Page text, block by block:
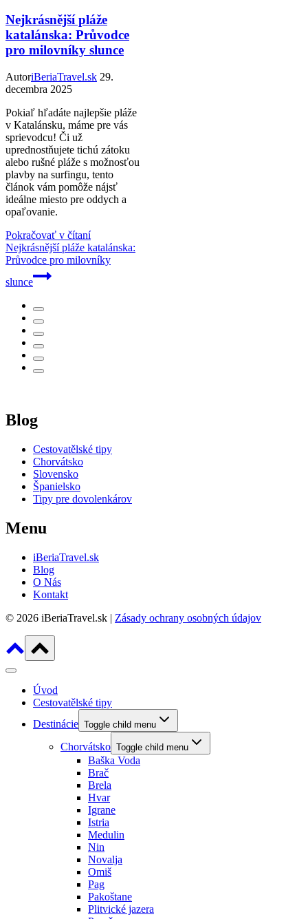
Nejkrásnější pláže
katalánska: Průvodce
pro milovníky slunce
AutoriBeriaTravel.sk 29.
decembra 2025
Pokiaľ hľadáte najlepšie pláže
v Katalánsku, máme pre vás
sprievodcu! Či už
uprednostňujete tichú zátoku
alebo rušné pláže s možnosťou
plavby na surfingu, tento
článok vám pomôže nájsť
ideálne miesto pre oddych a
opaľovanie.
Pokračovať v čítaní
Nejkrásnější pláže katalánska:
Průvodce pro milovníky
slunce
Blog
Cestovatělské tipy
Chorvátsko
Slovensko
Španielsko
Tipy pre dovolenkárov
Menu
iBeriaTravel.sk
Blog
O Nás
Kontakt
© 2026 iBeriaTravel.sk | Zásady ochrany osobných údajov
Úvod
Cestovatělské tipy
Destinácie Toggle child menu
Chorvátsko Toggle child menu
Baška Voda
Brač
Brela
Hvar
Igrane
Istria
Medulin
Nin
Novalja
Omiš
Pag
Pakoštane
Plitvické jazera